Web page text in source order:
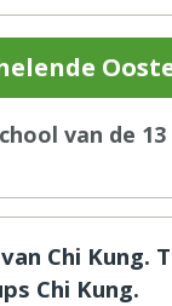
van de
Chi Kung.
Chi Kung.